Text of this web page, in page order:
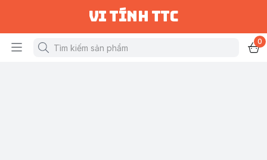
vi tính ttc
0